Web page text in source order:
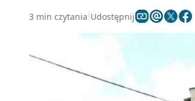
3 min czytania Udostępnij